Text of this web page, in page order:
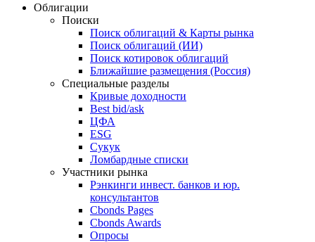
Облигации
Поиски
Поиск облигаций & Карты рынка
Поиск облигаций (ИИ)
Поиск котировок облигаций
Ближайшие размещения (Россия)
Специальные разделы
Кривые доходности
Best bid/ask
ЦФА
ESG
Сукук
Ломбардные списки
Участники рынка
Рэнкинги инвест. банков и юр.
консультантов
Cbonds Pages
Cbonds Awards
Опросы